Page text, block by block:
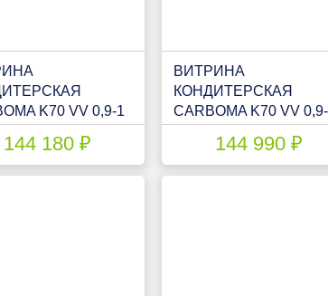
K70 VV 0,9-1
144 180 ₽
ВИТРИНА
КОНДИТЕРСКАЯ
CARBOMA K70 VV
144 990 ₽